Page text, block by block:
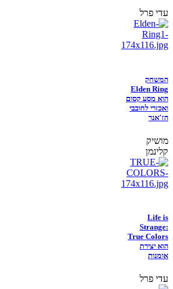
עדי פרל
המשחק
Elden Ring
הוא מסע קסום
ואכזרי לחובבי
הז'אנר
מושיק
קלינמן
Life is
Strange:
True Colors
הוא יצירת
אומנות
עדי פרל